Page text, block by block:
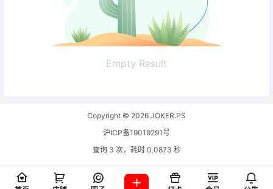
Empty Result
Copyright © 2026 JOKER.PS
沪ICP备19019291号
查询 3 次，耗时 0.0873 秒